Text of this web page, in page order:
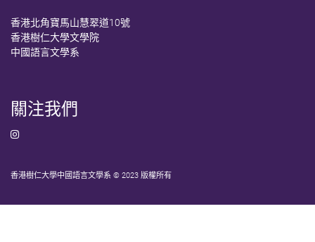
香港北角寶馬山慧翠道10號
香港樹仁大學文學院
中國語言文學系
關注我們
香港樹仁大學中國語言文學系 © 2023 版權所有